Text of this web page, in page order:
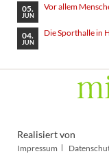
05.
JUN
Vor allem
04.
JUN
Die Sporthalle in
Realisiert von
Navigation
Impressum